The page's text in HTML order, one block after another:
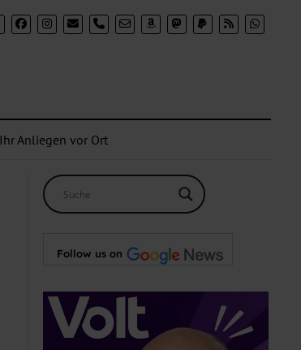
phone
Ihr Anliegen vor Ort
Follow us on